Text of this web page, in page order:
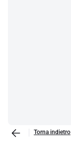
Torna indietro